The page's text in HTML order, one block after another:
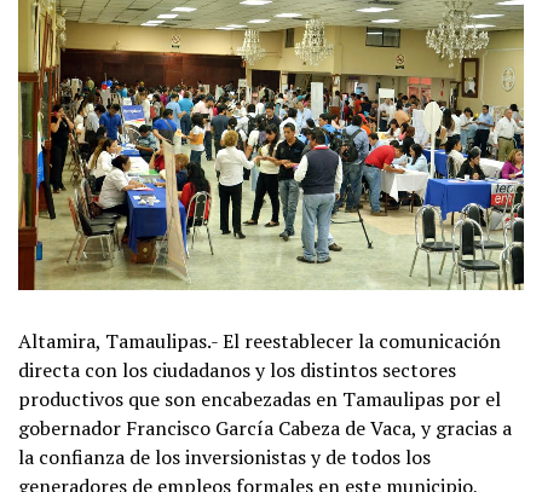
Altamira, Tamaulipas.- El reestablecer la comunicación
directa con los ciudadanos y los distintos sectores
productivos que son encabezadas en Tamaulipas por el
gobernador Francisco García Cabeza de Vaca, y gracias a
la confianza de los inversionistas y de todos los
generadores de empleos formales en este municipio,